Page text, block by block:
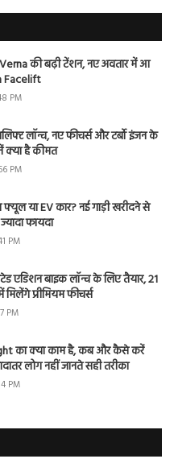
की बढ़ी टेंशन, नए अवतार में आ
Facelift
PM
लॉन्च, नए फीचर्स और टर्बो इंजन के
क्या है कीमत
PM
या EV कार? नई गाड़ी खरीदने से
फायदा
PM
एडिशन बाइक लॉन्च के लिए तैयार, 21
प्रीमियम फीचर्स
PM
का क्या काम है, कब और कैसे करें
लोग नहीं जानते सही तरीका
PM